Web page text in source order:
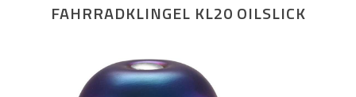
FAHRRADKLINGEL KL20 OILSLICK